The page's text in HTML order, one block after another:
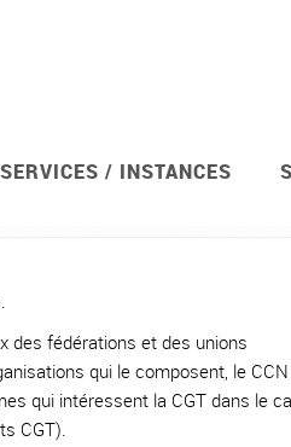
SERVICES / INSTANCES
des fédérations et des unions
qui le composent, le CCN
qui intéressent la CGT dans le
CGT).